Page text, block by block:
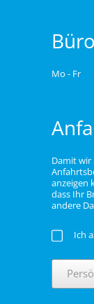
Mo - Fr
Damit wir
anzeigen
dass Ihr
andere
Ich